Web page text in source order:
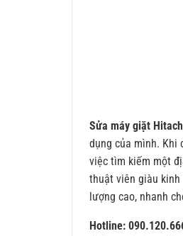
Sửa máy giặt
dụng của mình. Khi
việc tìm kiếm một
thuật viên giàu
lượng cao, nhanh
Hotline: